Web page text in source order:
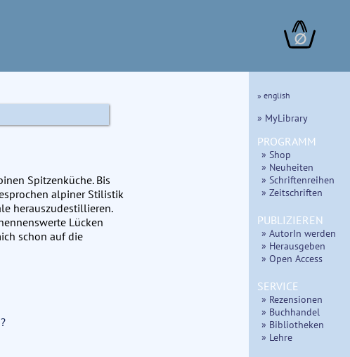
∅
Spitzenküche. Bis
alpiner Stilistik
herauszudestillieren.
Lücken
schon auf die
» english
» MyLibrary
PROGRAMM
» Shop
» Neuheiten
» Schriftenreihen
» Zeitschriften
PUBLIZIEREN
» AutorIn werden
» Herausgeben
» Open Access
SERVICE
» Rezensionen
» Buchhandel
» Bibliotheken
» Lehre